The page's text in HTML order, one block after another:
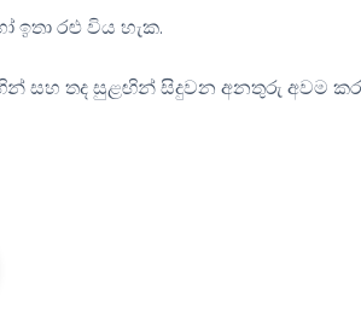
ඉතා රළු විය හැක.
සහ තද සුළඟින් සිදුවන අනතුරු අවම